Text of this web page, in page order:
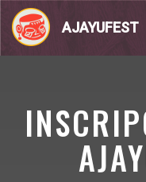
Pasar
contenido
principal
AJAYUFEST